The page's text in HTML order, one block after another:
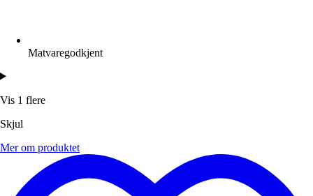
Matvaregodkjent
Vis 1 flere
Skjul
Mer om produktet